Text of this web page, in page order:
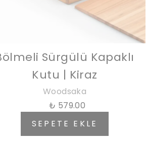
Sürgülü Kapaklı
Kutu | Kiraz
Woodsaka
₺ 579.00
SEPETE EKLE